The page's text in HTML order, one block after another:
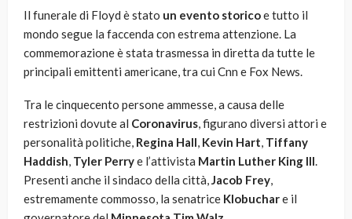
Il funerale di Floyd è stato un evento storicoe tutto il
mondo segue la faccenda con estrema attenzione. La
commemorazione è stata trasmessa in diretta da tutte le
principali emittenti americane, tra cui Cnn e Fox News.
Tra le cinquecento persone ammesse, a causa delle
restrizioni dovute al Coronavirus, figurano diversi attori e
personalità politiche, Regina Hall, Kevin Hart, Tiffany
Haddish, Tyler Perrye l’attivista Martin Luther King III.
Presenti anche il sindaco della città,Jacob Frey,
estremamente commosso, la senatrice Klobuchare il